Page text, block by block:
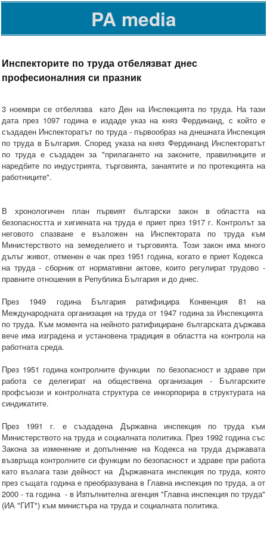
PA media
Инспекторите по труда отбелязват днес
професионалния си празник
3 ноември се отбелязва като Ден на Инспекцията по труда. На тази
дата през 1097 година е издаде указ на княз Фердинанд, с който е
създаден Инспекторатът по труда - първообраз на днешната Инспекция
по труда в България. Според указа на княз Фердинанд Инспекторатът
по труда е създаден за "прилагането на законите, правилниците и
наредбите по индустрията, търговията, занаятите и по протекцията на
работниците".
В хронологичен план първият български закон в областта на
безопасността и хигиената на труда е приет през 1917 г. Контролът за
неговото спазване е възложен на Инспектората по труда към
Министерството на земеделието и търговията. Този закон има много
дълъг живот, отменен е чак през 1951 година, когато е приет Кодекса
на труда - сборник от нормативни актове, които регулират трудово -
правните отношения в Република България и до днес.
През 1949 година България ратифицира Конвенция 81 на
Международната организация на труда от 1947 година за Инспекцията
по труда. Към момента на нейното ратифициране българската държава
вече има изградена и установена традиция в областта на контрола на
работната среда.
През 1951 година контролните функции по безопасност и здраве при
работа се делегират на обществена организация - Българските
профсъюзи и контролната структура се инкорпорира в структурата на
синдикатите.
През 1991 г. е създадена Държавна инспекция по труда към
Министерството на труда и социалната политика. През 1992 година със
Закона за изменение и допълнение на Кодекса на труда държавата
възвръща контролните си функции по безопасност и здраве при работа
като възлага тази дейност на Държавната инспекция по труда, която
през същата година е преобразувана в Главна инспекция по труда, а от
2000 - та година - в Изпълнителна агенция "Главна инспекция по труда"
(ИА "ГИТ") към министъра на труда и социалната политика.